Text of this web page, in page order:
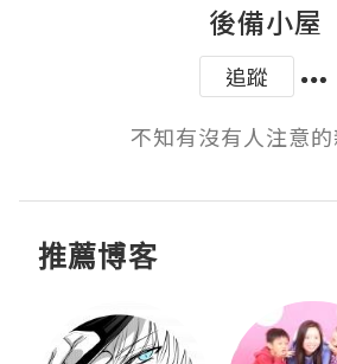
後備小屋
追蹤
不知有沒有人注意
推薦博客